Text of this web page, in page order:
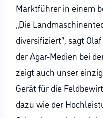
Marktführer in einem
„Die
diversifiziert“, sagt
der Agar-Medien bei
zeigt auch unser
Gerät für die
dazu wie der